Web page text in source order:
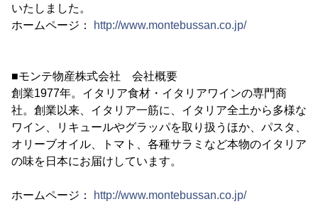
いたしました。
ホームページ：
http://www.montebussan.co.jp/
■モンテ物産株式会社 会社概要
創業1977年。イタリア食材・イタリアワインの専門商
社。創業以来、イタリア一筋に、イタリア全土から多様な
ワイン、リキュールやグラッパを取り扱うほか、パスタ、
オリーブオイル、トマト、各種サラミなど本物のイタリア
の味を日本にお届けしています。
ホームページ：
http://www.montebussan.co.jp/